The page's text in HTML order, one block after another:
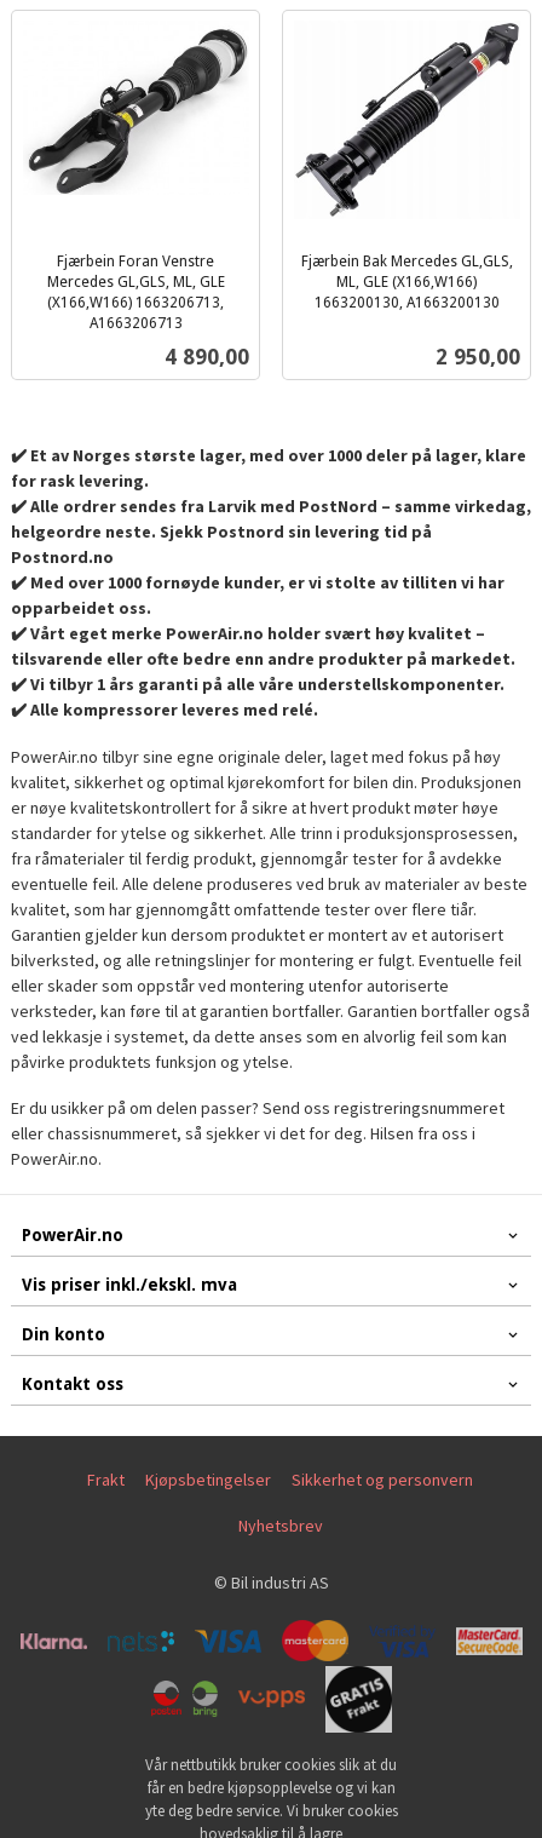
Fjærbein Foran Venstre
Mercedes GL,GLS, ML, GLE
(X166,W166) 1663206713,
A1663206713
Pris
4 890,00
Fjærbein Bak Mercedes GL,GLS,
ML, GLE (X166,W166)
1663200130, A1663200130
Pris
2 950,00
✔️ Et av Norges største lager, med over 1000 deler på lager, klare
for rask levering.
✔️ Alle ordrer sendes fra Larvik med PostNord – samme virkedag,
helgeordre neste. Sjekk Postnord sin levering tid på
Postnord.no
✔️ Med over 1000 fornøyde kunder, er vi stolte av tilliten vi har
opparbeidet oss.
✔️ Vårt eget merke PowerAir.no holder svært høy kvalitet –
tilsvarende eller ofte bedre enn andre produkter på markedet.
✔️ Vi tilbyr 1 års garanti på alle våre understellskomponenter.
✔️ Alle kompressorer leveres med relé.
PowerAir.no tilbyr sine egne originale deler, laget med fokus på høy
kvalitet, sikkerhet og optimal kjørekomfort for bilen din. Produksjonen
er nøye kvalitetskontrollert for å sikre at hvert produkt møter høye
standarder for ytelse og sikkerhet. Alle trinn i produksjonsprosessen,
fra råmaterialer til ferdig produkt, gjennomgår tester for å avdekke
eventuelle feil. Alle delene produseres ved bruk av materialer av beste
kvalitet, som har gjennomgått omfattende tester over flere tiår.
Garantien gjelder kun dersom produktet er montert av et autorisert
bilverksted, og alle retningslinjer for montering er fulgt. Eventuelle feil
eller skader som oppstår ved montering utenfor autoriserte
verksteder, kan føre til at garantien bortfaller. Garantien bortfaller også
ved lekkasje i systemet, da dette anses som en alvorlig feil som kan
påvirke produktets funksjon og ytelse.
Er du usikker på om delen passer? Send oss registreringsnummeret
eller chassisnummeret, så sjekker vi det for deg. Hilsen fra oss i
PowerAir.no.
PowerAir.no
Vis priser inkl./ekskl. mva
Din konto
Kontakt oss
Frakt Kjøpsbetingelser Sikkerhet og personvern
Nyhetsbrev
© Bil industri AS
Vår nettbutikk bruker cookies slik at du
får en bedre kjøpsopplevelse og vi kan
yte deg bedre service. Vi bruker cookies